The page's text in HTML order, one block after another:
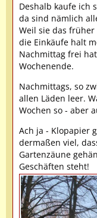
Deshalb kaufe ich
da sind nämlich
Weil sie das
die Einkäufe halt
Nachmittag frei
Wochenende.
Nachmittags, so
allen Läden leer.
Wochen so - aber
Ach ja - Klopapier
dermaßen viel,
Gartenzäune
Geschäften steht!